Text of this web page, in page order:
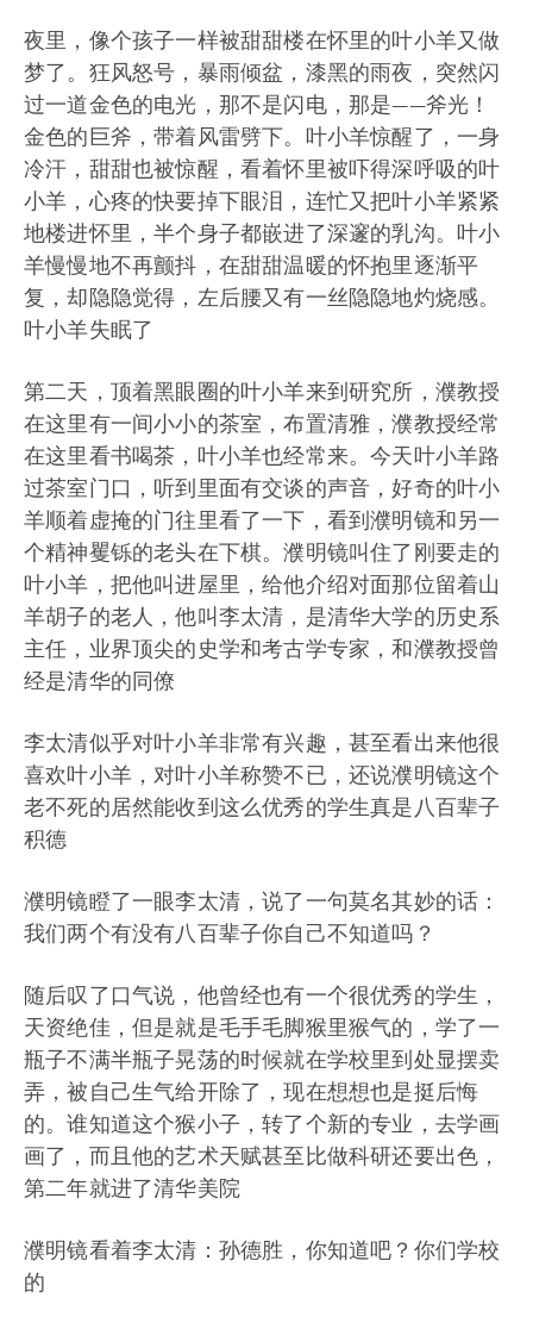
夜里，像个孩子一样被甜甜楼在怀里的叶小羊又做
梦了。狂风怒号，暴雨倾盆，漆黑的雨夜，突然闪
过一道金色的电光，那不是闪电，那是——斧光！
金色的巨斧，带着风雷劈下。叶小羊惊醒了，一身
冷汗，甜甜也被惊醒，看着怀里被吓得深呼吸的叶
小羊，心疼的快要掉下眼泪，连忙又把叶小羊紧紧
地楼进怀里，半个身子都嵌进了深邃的乳沟。叶小
羊慢慢地不再颤抖，在甜甜温暖的怀抱里逐渐平
复，却隐隐觉得，左后腰又有一丝隐隐地灼烧感。
叶小羊失眠了
第二天，顶着黑眼圈的叶小羊来到研究所，濮教授
在这里有一间小小的茶室，布置清雅，濮教授经常
在这里看书喝茶，叶小羊也经常来。今天叶小羊路
过茶室门口，听到里面有交谈的声音，好奇的叶小
羊顺着虚掩的门往里看了一下，看到濮明镜和另一
个精神矍铄的老头在下棋。濮明镜叫住了刚要走的
叶小羊，把他叫进屋里，给他介绍对面那位留着山
羊胡子的老人，他叫李太清，是清华大学的历史系
主任，业界顶尖的史学和考古学专家，和濮教授曾
经是清华的同僚
李太清似乎对叶小羊非常有兴趣，甚至看出来他很
喜欢叶小羊，对叶小羊称赞不已，还说濮明镜这个
老不死的居然能收到这么优秀的学生真是八百辈子
积德
濮明镜瞪了一眼李太清，说了一句莫名其妙的话：
我们两个有没有八百辈子你自己不知道吗？
随后叹了口气说，他曾经也有一个很优秀的学生，
天资绝佳，但是就是毛手毛脚猴里猴气的，学了一
瓶子不满半瓶子晃荡的时候就在学校里到处显摆卖
弄，被自己生气给开除了，现在想想也是挺后悔
的。谁知道这个猴小子，转了个新的专业，去学画
画了，而且他的艺术天赋甚至比做科研还要出色，
第二年就进了清华美院
濮明镜看着李太清：孙德胜，你知道吧？你们学校
的